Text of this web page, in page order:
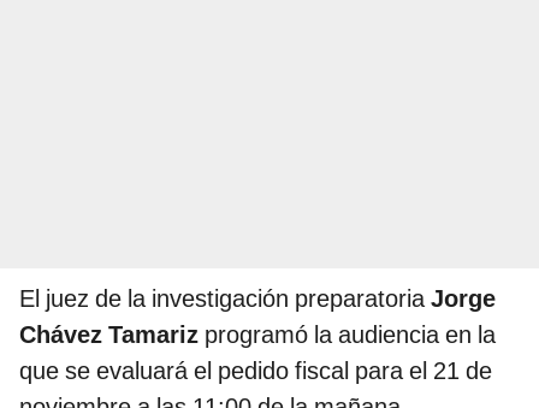
El juez de la investigación preparatoriaJorge
Chávez Tamariz programó la audiencia en la
que se evaluará el pedido fiscal para el 21 de